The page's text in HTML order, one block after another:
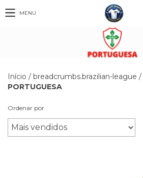
MENU
Início / breadcrumbs.brazilian-league /
PORTUGUESA
Ordenar por